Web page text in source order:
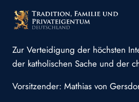
Zur Verteidigung der höchsten
der katholischen Sache und der
Vorsitzender: Mathias von